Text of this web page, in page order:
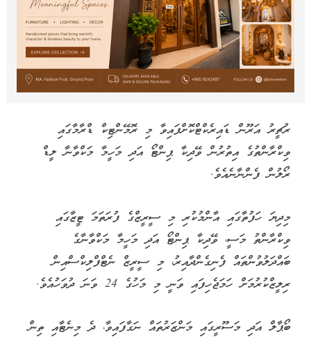
ރުޗީރު އަރޫން ޑައިރެކްޓްކޮށްފައިވާ މި ރޮމޭންޓިކް ޑްރާމާގައި
ވިކްރާންތުގެ އިތުރުން ވޭދިކާ ޕިންޓޯ އަދި މަހީމާ މަކްވާނާ ލީޑް
ރޯލުން ފެންނާނެއެވެ.
މިދިޔަ ހަފުތާގައި އާންމުކުރި މި ސީރީޒްގެ ފުރަތަމަ ޓީޒާގައި
ވިކްރާންތު މަސީ، ވޭދިކާ ޕިންޓޯ އަދި މަހީމާ މަކްވާނާގެ
ބައްދަލުވުންތައް ފެނިގެންދާއިރު، މި ސީރީޒް ނެޓްފްލިކްސްއިން
ރިލީޒްކުރުމަށް ހަމަޖެހިފައި ވަނީ މި މަހުގެ 24 ވަނަ ދުވަހުއެވެ.
ބޯޕާލް އަދި މަސޫރީގައި މަންޒަރުތައް ނަގާފައިވާ، ދެ މިނެޓާއި ތިން